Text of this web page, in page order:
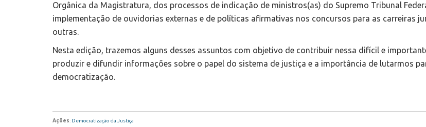
Orgânica da Magistratura, dos processos de indicação de ministros(as) do Supremo Tribunal
implementação de ouvidorias externas e de políticas afirmativas nos concursos para as carreiras
outras.
Nesta edição, trazemos alguns desses assuntos com objetivo de contribuir nessa difícil e
produzir e difundir informações sobre o papel do sistema de justiça e a importância de lutarmos
democratização.
Ações: Democratização da Justiça